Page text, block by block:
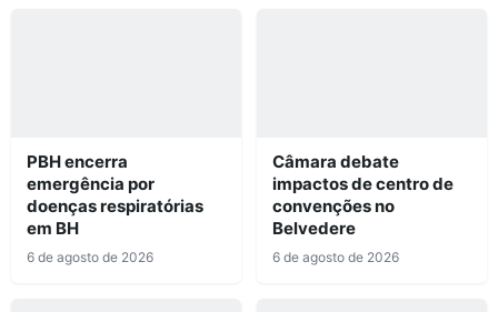
PBH encerra
emergência por
doenças respiratórias
em BH
6 de agosto de 2026
Câmara debate
impactos de centro de
convenções no
Belvedere
6 de agosto de 2026